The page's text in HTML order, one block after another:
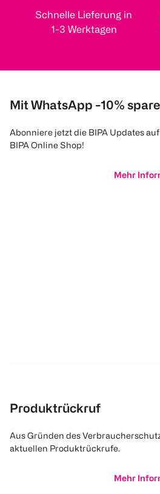
Schnelle Lieferung in
1-3 Werktagen
Mit WhatsApp -10%
Abonniere jetzt die BIPA Updates
BIPA Online Shop!
Mehr
Produktrückruf
Aus Gründen des
aktuellen Produktrückrufe.
Mehr